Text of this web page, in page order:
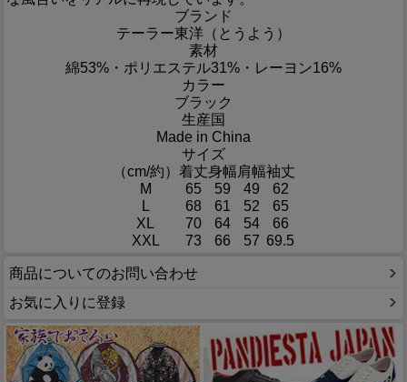
ブランド
テーラー東洋（とうよう）
素材
綿53%・ポリエステル31%・レーヨン16%
カラー
ブラック
生産国
Made in China
サイズ
（cm/約） 着丈身幅肩幅袖丈
M
65 59 49
62
L
68 61 52
65
XL
70 64 54
66
XXL
73 66 57 69.5
商品についてのお問い合わせ
お気に入りに登録